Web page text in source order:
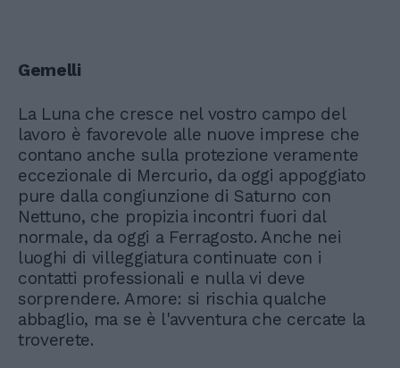
Gemelli
La Luna che cresce nel vostro campo del
lavoro è favorevole alle nuove imprese che
contano anche sulla protezione veramente
eccezionale di Mercurio, da oggi appoggiato
pure dalla congiunzione di Saturno con
Nettuno, che propizia incontri fuori dal
normale, da oggi a Ferragosto. Anche nei
luoghi di villeggiatura continuate con i
contatti professionali e nulla vi deve
sorprendere. Amore: si rischia qualche
abbaglio, ma se è l'avventura che cercate la
troverete.